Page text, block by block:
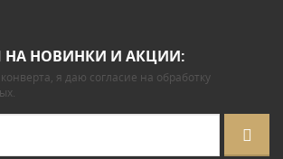
НА НОВИНКИ И АКЦИИ:
я даю согласие на обработку
.